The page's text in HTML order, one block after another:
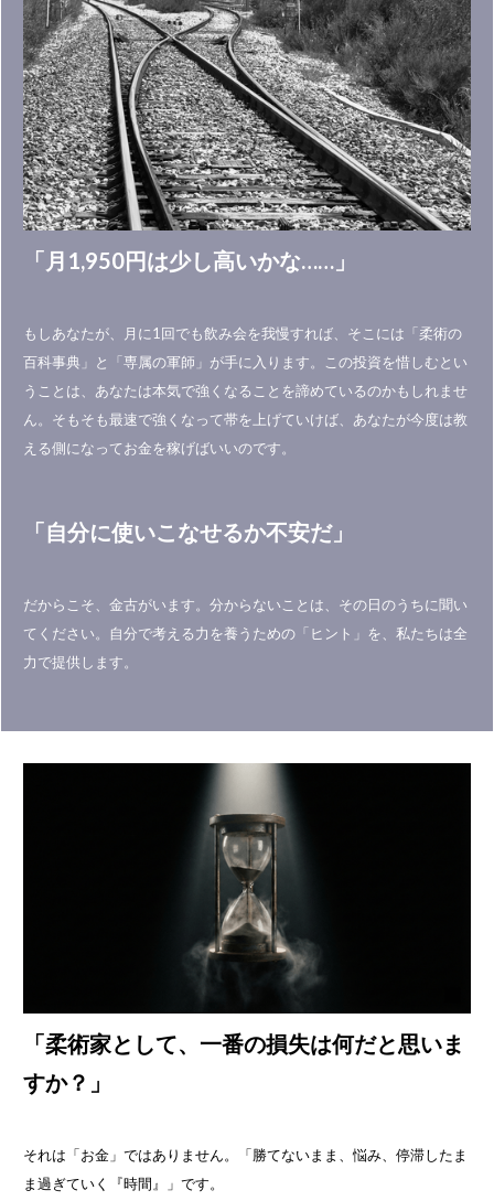
「月1,950円は少し高いかな……」
‍もしあなたが、月に1回でも飲み会を我慢すれば、そこには「柔術の
百科事典」と「専属の軍師」が手に入ります。この投資を惜しむとい
うことは、あなたは本気で強くなることを諦めているのかもしれませ
ん。そもそも最速で強くなって帯を上げていけば、あなたが今度は教
える側になってお金を稼げばいいのです。
「自分に使いこなせるか不安だ」
だからこそ、金古がいます。分からないことは、その日のうちに聞い
てください。自分で考える力を養うための「ヒント」を、私たちは全
力で提供します。
「柔術家として、一番の損失は何だと思いま
すか？」
それは「お金」ではありません。「勝てないまま、悩み、停滞したま
ま過ぎていく『時間』」です。